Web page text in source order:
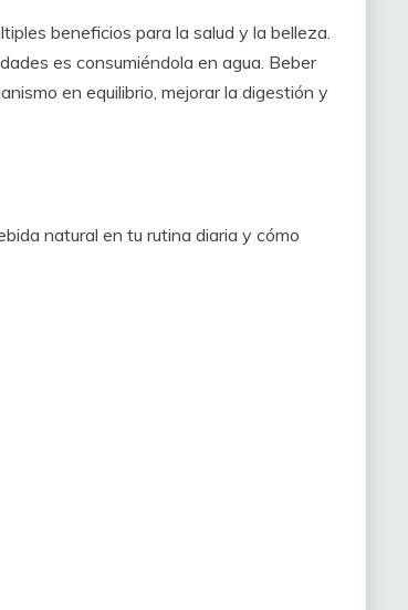
beneficios para la salud y la belleza.
es consumiéndola en agua. Beber
en equilibrio, mejorar la digestión y
natural en tu rutina diaria y cómo